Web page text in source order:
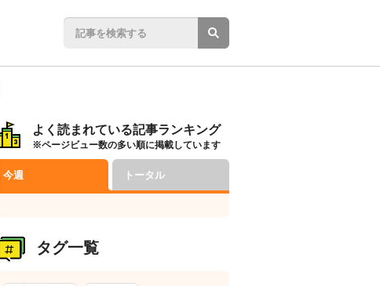
よく読まれている記事ランキング
※ページビュー数の多い順に掲載しています
今週 トータル
タグ一覧